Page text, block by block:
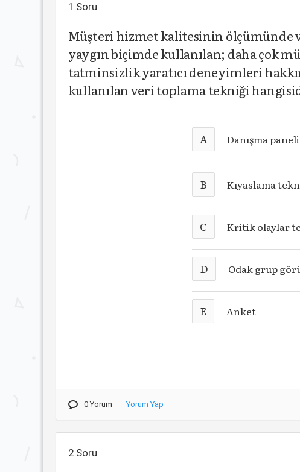
1.Soru
Müşteri hizmet kalitesinin
yaygın biçimde kullanılan; daha çok
tatminsizlik yaratıcı deneyimleri
kullanılan veri toplama tekniği
A Danışma paneli
B Kıyaslama
C Kritik olaylar
D Odak grup
E Anket
0 Yorum Yorum Yap
2.Soru